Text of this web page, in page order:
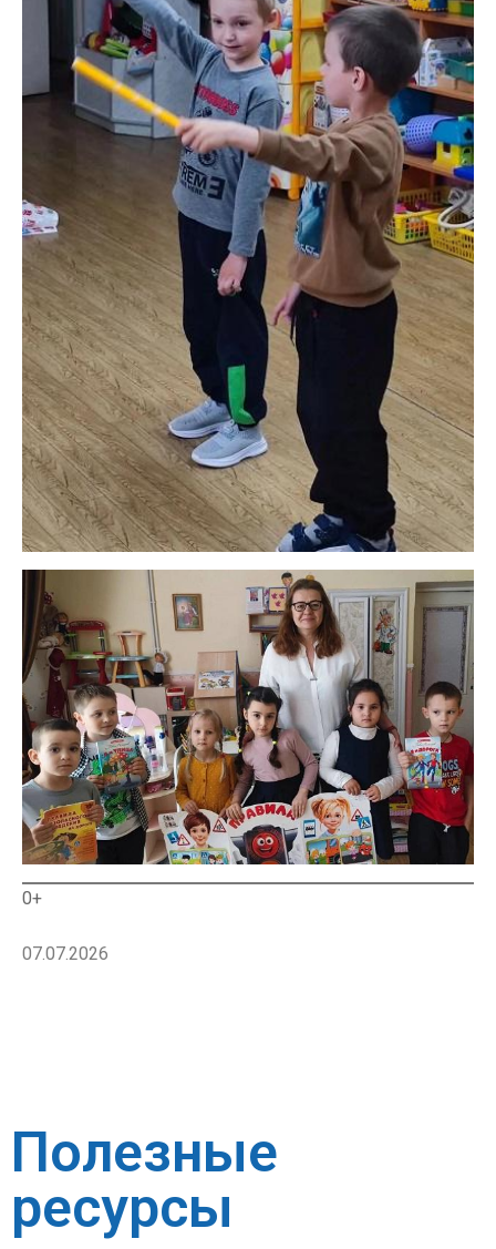
0+
07.07.2026
Полезные
ресурсы